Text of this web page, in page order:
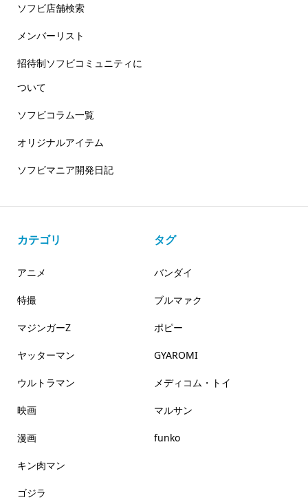
ソフビ店舗検索
メンバーリスト
招待制ソフビコミュニティに
ついて
ソフビコラム一覧
オリジナルアイテム
ソフビマニア開発日記
カテゴリ
アニメ
特撮
マジンガーZ
ヤッターマン
ウルトラマン
映画
漫画
キン肉マン
ゴジラ
タグ
バンダイ
ブルマァク
ポピー
GYAROMI
メディコム・トイ
マルサン
funko